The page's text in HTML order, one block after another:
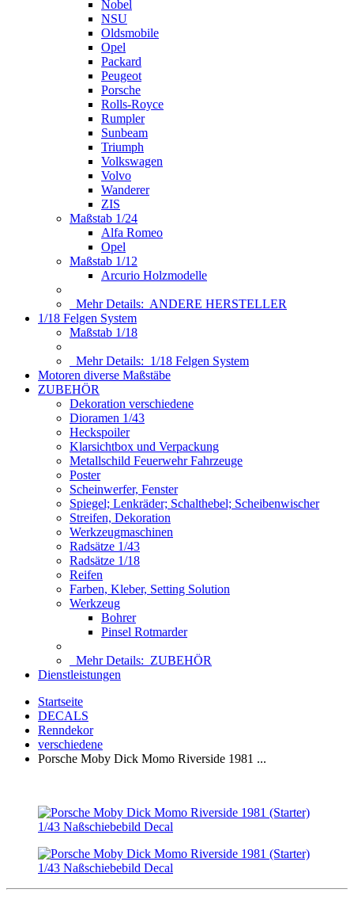
Nobel
NSU
Oldsmobile
Opel
Packard
Peugeot
Porsche
Rolls-Royce
Rumpler
Sunbeam
Triumph
Volkswagen
Volvo
Wanderer
ZIS
Maßstab 1/24
Alfa Romeo
Opel
Maßstab 1/12
Arcurio Holzmodelle
Mehr Details: ANDERE HERSTELLER
1/18 Felgen System
Maßstab 1/18
Mehr Details: 1/18 Felgen System
Motoren diverse Maßstäbe
ZUBEHÖR
Dekoration verschiedene
Dioramen 1/43
Heckspoiler
Klarsichtbox und Verpackung
Metallschild Feuerwehr Fahrzeuge
Poster
Scheinwerfer, Fenster
Spiegel; Lenkräder; Schalthebel; Scheibenwischer
Streifen, Dekoration
Werkzeugmaschinen
Radsätze 1/43
Radsätze 1/18
Reifen
Farben, Kleber, Setting Solution
Werkzeug
Bohrer
Pinsel Rotmarder
Mehr Details: ZUBEHÖR
Dienstleistungen
Startseite
DECALS
Renndekor
verschiedene
Porsche Moby Dick Momo Riverside 1981 ...